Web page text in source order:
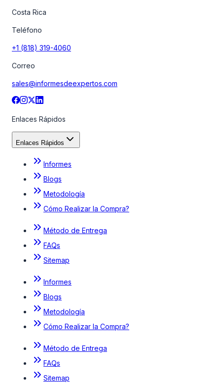
Costa Rica
Teléfono
+1 (818) 319-4060
Correo
sales@informesdeexpertos.com
Enlaces Rápidos
Enlaces Rápidos
Informes
Blogs
Metodología
Cómo Realizar la Compra?
Método de Entrega
FAQs
Sitemap
Informes
Blogs
Metodología
Cómo Realizar la Compra?
Método de Entrega
FAQs
Sitemap